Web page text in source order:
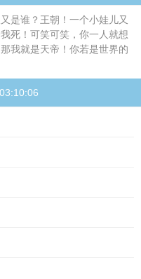
是谁？王朝！一个小娃儿又
死！可笑可笑，你一人就想
我就是天帝！你若是世界的